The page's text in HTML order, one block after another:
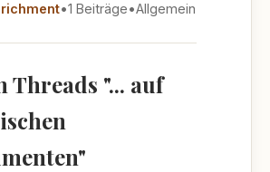
•1 Beiträge•Allgemein
Threads "... auf